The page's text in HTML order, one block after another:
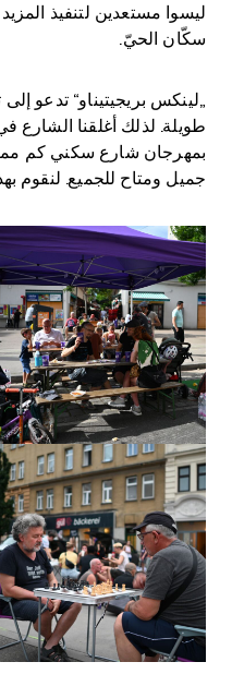
ليسوا مستعدين لتنفيذ
سكّان الحيّ.
„لينكس بريجيتيناو“ تدعو
طويلة. لذلك أغلقنا الشارع
بمهرجان شارع سكني كم
جميل ومتاح للجميع. لنقوم